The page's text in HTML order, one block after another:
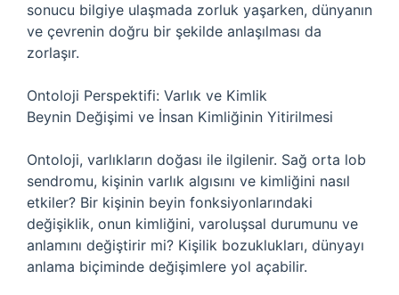
sonucu bilgiye ulaşmada zorluk yaşarken, dünyanın
ve çevrenin doğru bir şekilde anlaşılması da
zorlaşır.
Ontoloji Perspektifi: Varlık ve Kimlik
Beynin Değişimi ve İnsan Kimliğinin Yitirilmesi
Ontoloji, varlıkların doğası ile ilgilenir. Sağ orta lob
sendromu, kişinin varlık algısını ve kimliğini nasıl
etkiler? Bir kişinin beyin fonksiyonlarındaki
değişiklik, onun kimliğini, varoluşsal durumunu ve
anlamını değiştirir mi? Kişilik bozuklukları, dünyayı
anlama biçiminde değişimlere yol açabilir.